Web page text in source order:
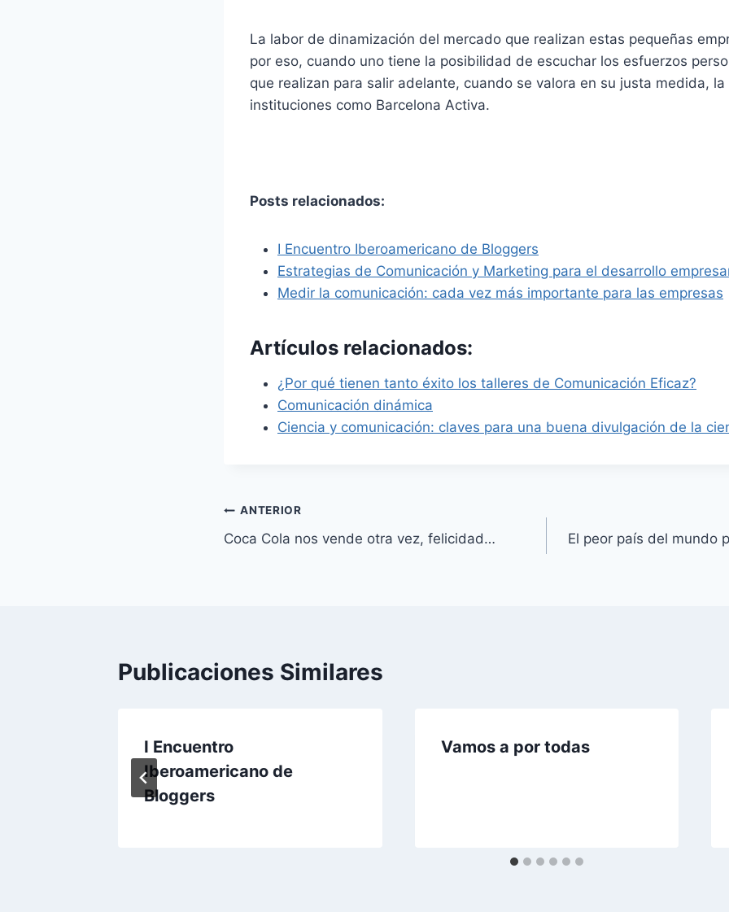
La labor de dinamización del mercado que realizan estas pequeñas
por eso, cuando uno tiene la posibilidad de escuchar los esfuerzos
que realizan para salir adelante, cuando se valora en su justa medida,
instituciones como Barcelona Activa.
Posts relacionados:
I Encuentro Iberoamericano de Bloggers
Estrategias de Comunicación y Marketing para el desarrollo
Medir la comunicación: cada vez más importante para las empresas
Artículos relacionados:
¿Por qué tienen tanto éxito los talleres de Comunicación Eficaz?
Comunicación dinámica
Ciencia y comunicación: claves para una buena divulgación de la
Navegación
de
ANTERIOR
Coca Cola nos vende otra vez, felicidad…
El peor país del mundo
Publicaciones Similares
I Encuentro
Iberoamericano de
Bloggers
Vamos a por todas